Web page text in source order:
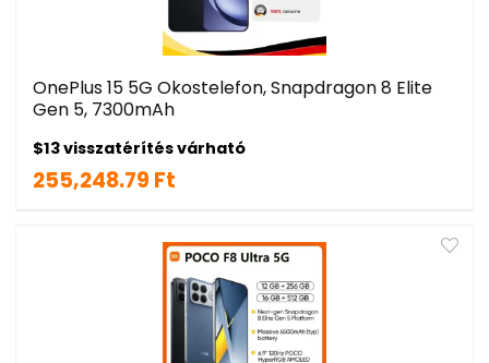
OnePlus 15 5G Okostelefon, Snapdragon 8 Elite
Gen 5, 7300mAh
$13 visszatérítés várható
255,248.79 Ft